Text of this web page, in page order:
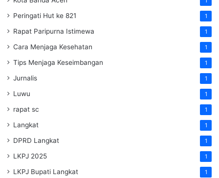
Peringati Hut ke 821 1
Rapat Paripurna Istimewa 1
Cara Menjaga Kesehatan 1
Tips Menjaga Keseimbangan 1
Jurnalis 1
Luwu 1
rapat sc 1
Langkat 1
DPRD Langkat 1
LKPJ 2025 1
LKPJ Bupati Langkat 1